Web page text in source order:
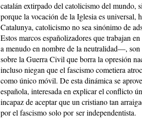
catalán extirpado del catolicismo del mundo,
porque la vocación de la Iglesia es universal,
Catalunya, catolicismo no sea sinónimo de
Estos marcos españolizadores que trabajan
a menudo en nombre de la neutralidad—,
sobre la Guerra Civil que borra la opresión
incluso niegan que el fascismo cometiera
como único móvil. De esta dinámica se
española, interesada en explicar el conflicto
incapaz de aceptar que un cristiano tan
por el fascismo solo por ser independentista.